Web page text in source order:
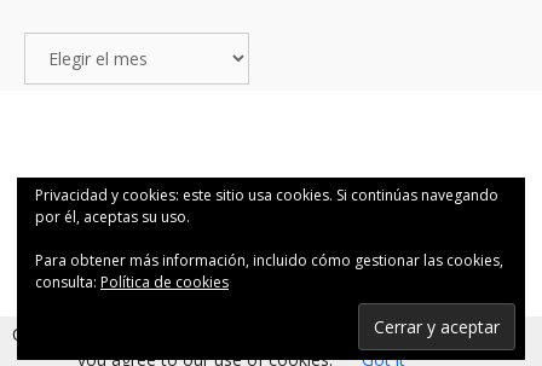
© 2026 1Q48 Fotografía para valientes por Canutosson.• Creado con
GeneratePress
Suscribirse
Privacidad y cookies: este sitio usa cookies. Si continúas navegando
por él, aceptas su uso.
Para obtener más información, incluido cómo gestionar las cookies,
consulta: Política de cookies
Cookies help us deliver our services. By using our services,
you agree to our use of cookies.
Got it